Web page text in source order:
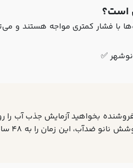
است؟
با فشار کمتری مواجه هستند و
✅